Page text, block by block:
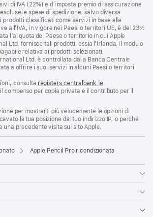
di IVA (22%) e d’imposta premio di assicurazione
le spese di spedizione, salvo diversa
i prodotti classificati come servizi in base alle
all’IVA, in vigore nei Paesi o territori UE, è del 23%
l’aliquota del Paese o territorio in cui Apple
Ltd. fornisce tali prodotti, ossia l’Irlanda. Il modulo
relativa ai prodotti selezionati.
Ltd. è controllata dalla Banca Centrale
a offrire i suoi servizi in alcuni Paesi o territori
consulta registers.centralbank.ie.
compenso per copia privata e il contributo per il
per mostrarti più velocemente le opzioni di
la tua posizione dal tuo indirizzo IP, o perché
una precedente visita sul sito Apple.
Apple Pencil Pro ricondizionata